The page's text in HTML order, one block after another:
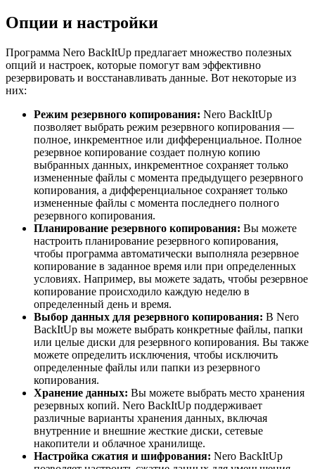
Опции и настройки
Программа Nero BackItUp предлагает множество полезных
опций и настроек, которые помогут вам эффективно
резервировать и восстанавливать данные. Вот некоторые из
них:
Режим резервного копирования: Nero BackItUp
позволяет выбрать режим резервного копирования —
полное, инкрементное или дифференциальное. Полное
резервное копирование создает полную копию
выбранных данных, инкрементное сохраняет только
измененные файлы с момента предыдущего резервного
копирования, а дифференциальное сохраняет только
измененные файлы с момента последнего полного
резервного копирования.
Планирование резервного копирования: Вы можете
настроить планирование резервного копирования,
чтобы программа автоматически выполняла резервное
копирование в заданное время или при определенных
условиях. Например, вы можете задать, чтобы резервное
копирование происходило каждую неделю в
определенный день и время.
Выбор данных для резервного копирования: В Nero
BackItUp вы можете выбрать конкретные файлы, папки
или целые диски для резервного копирования. Вы также
можете определить исключения, чтобы исключить
определенные файлы или папки из резервного
копирования.
Хранение данных: Вы можете выбрать место хранения
резервных копий. Nero BackItUp поддерживает
различные варианты хранения данных, включая
внутренние и внешние жесткие диски, сетевые
накопители и облачное хранилище.
Настройка сжатия и шифрования: Nero BackItUp